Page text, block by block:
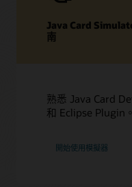
Java Card
南
熟悉 Java Card
和 Eclipse Plugin。
開始使用模擬器